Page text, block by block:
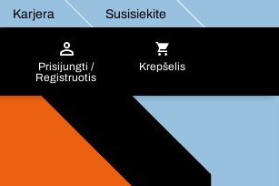
Karjera Susisiekite
Prisijungti /
Registruotis
Krepšelis